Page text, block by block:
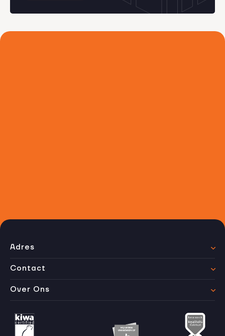
Adres
Contact
Over Ons